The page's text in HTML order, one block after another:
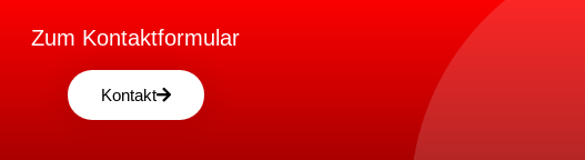
Zum Kontaktformular
Kontakt